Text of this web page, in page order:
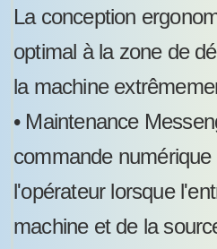
La conception
optimal à la zone de
la machine
• Maintenance
commande numérique
l'opérateur lorsque
machine et de la